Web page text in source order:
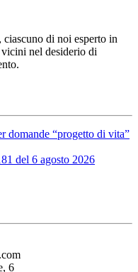
di noi esperto in
nel desiderio di
domande “progetto di vita”
del 6 agosto 2026
6